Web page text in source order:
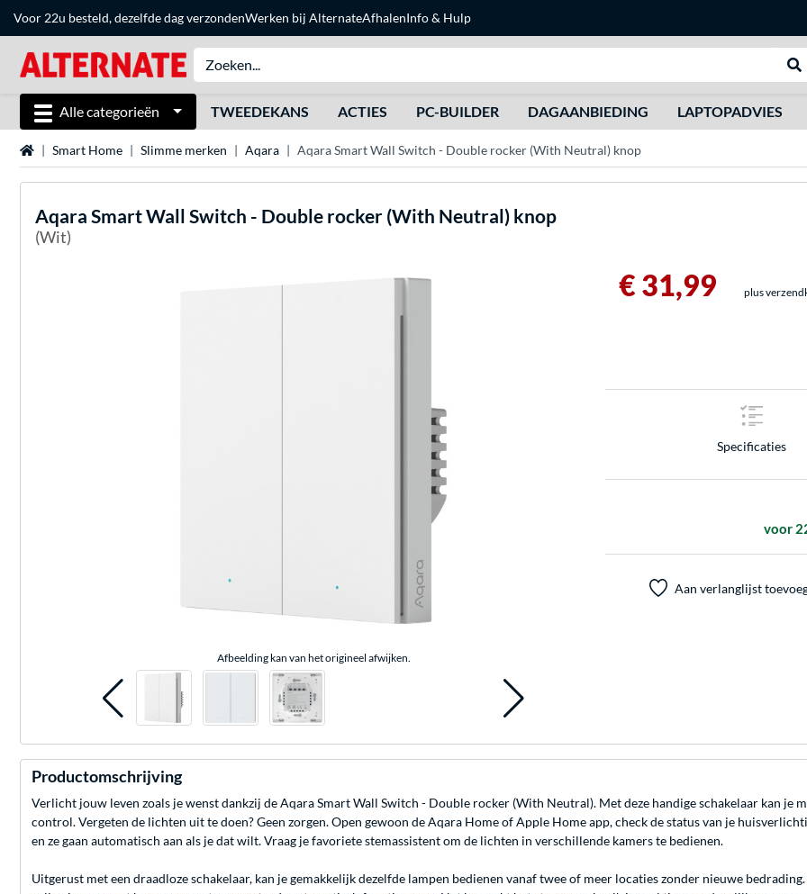
Voor 22u besteld, dezelfde dag verzondenWerken bij AlternateAfhalenInfo & Hulp
Alle categorieën TWEEDEKANS ACTIES PC-BUILDER DAGAANBIEDING LAPTOPADVIES
HomeSmart Home Slimme merken Aqara Aqara Smart Wall Switch - Double rocker (With Neutral) knop
Aqara Smart Wall Switch - Double rocker (With Neutral) knop
(Wit)
Afbeelding kan van het origineel afwijken.
€ 31,99 plus
Specificaties
voor
Aan verlanglijst
Productomschrijving
Verlicht jouw leven zoals je wenst dankzij de Aqara Smart Wall Switch - Double rocker (With Neutral). Met deze handige schakelaar kan je
control. Vergeten de lichten uit te doen? Geen zorgen. Open gewoon de Aqara Home of Apple Home app, check de status van je
en ze gaan automatisch aan als je dat wilt. Vraag je favoriete stemassistent om de lichten in verschillende kamers te bedienen.
Uitgerust met een draadloze schakelaar, kan je gemakkelijk dezelfde lampen bedienen vanaf twee of meer locaties zonder nieuwe